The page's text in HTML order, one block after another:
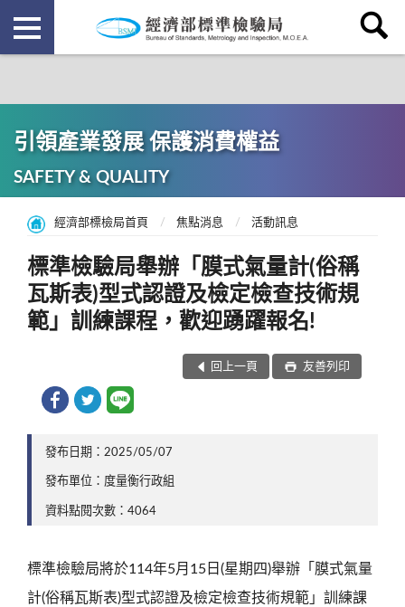
引領產業發展 保護消費權益
SAFETY & QUALITY
經濟部標檢局首頁 焦點消息 活動訊息
標準檢驗局舉辦「膜式氣量計(俗稱
瓦斯表)型式認證及檢定檢查技術規
範」訓練課程，歡迎踴躍報名!
回上一頁 友善列印
發布日期：2025/05/07
發布單位：度量衡行政組
資料點閱次數：4064
標準檢驗局將於114年5月15日(星期四)舉辦「膜式氣量
計(俗稱瓦斯表)型式認證及檢定檢查技術規範」訓練課